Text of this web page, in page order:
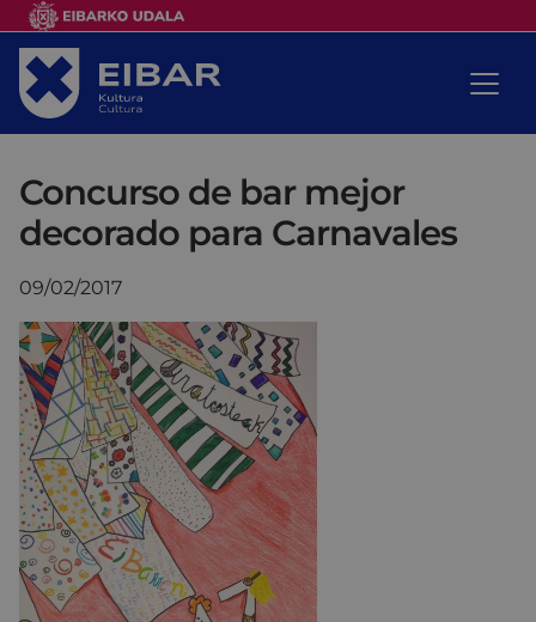
Concurso de bar mejor
decorado para Carnavales
09/02/2017